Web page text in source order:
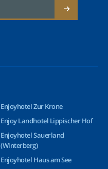
Enjoyhotel Zur Krone
Enjoy Landhotel Lippischer Hof
Enjoyhotel Sauerland
(Winterberg)
Enjoyhotel Haus am See